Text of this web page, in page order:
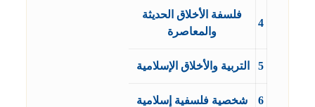
4
فلسفة الأخلاق الحديثة
والمعاصرة
5 التربية والأخلاق الإسلامية
6 شخصية فلسفية إسلامية